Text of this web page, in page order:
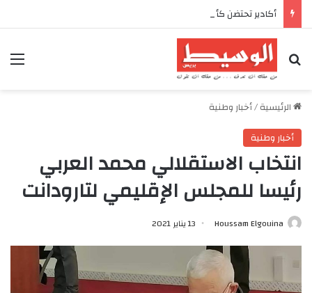
بحث عن
الرئيسية/أخبار وطنية
أخبار وطنية
انتخاب الاستقلالي محمد العربي
رئيسا للمجلس الإقليمي لتارودانت
Houssam Elgouina 13 يناير 2021